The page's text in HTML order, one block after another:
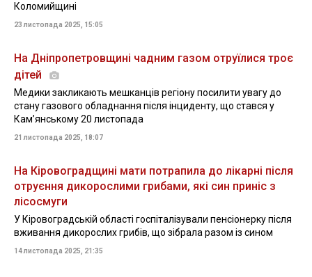
Коломийщині
23 листопада 2025, 15:05
На Дніпропетровщині чадним газом отруїлися троє
дітей
Медики закликають мешканців регіону посилити увагу до
стану газового обладнання після інциденту, що стався у
Кам’янському 20 листопада
21 листопада 2025, 18:07
На Кіровоградщині мати потрапила до лікарні після
отруєння дикорослими грибами, які син приніс з
лісосмуги
У Кіровоградській області госпіталізували пенсіонерку після
вживання дикорослих грибів, що зібрала разом із сином
14 листопада 2025, 21:35